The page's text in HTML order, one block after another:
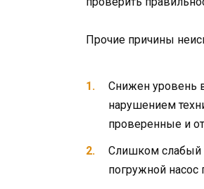
Прочие причины
Снижен уровень
нарушением
проверенные и
Слишком слабый
погружной насос